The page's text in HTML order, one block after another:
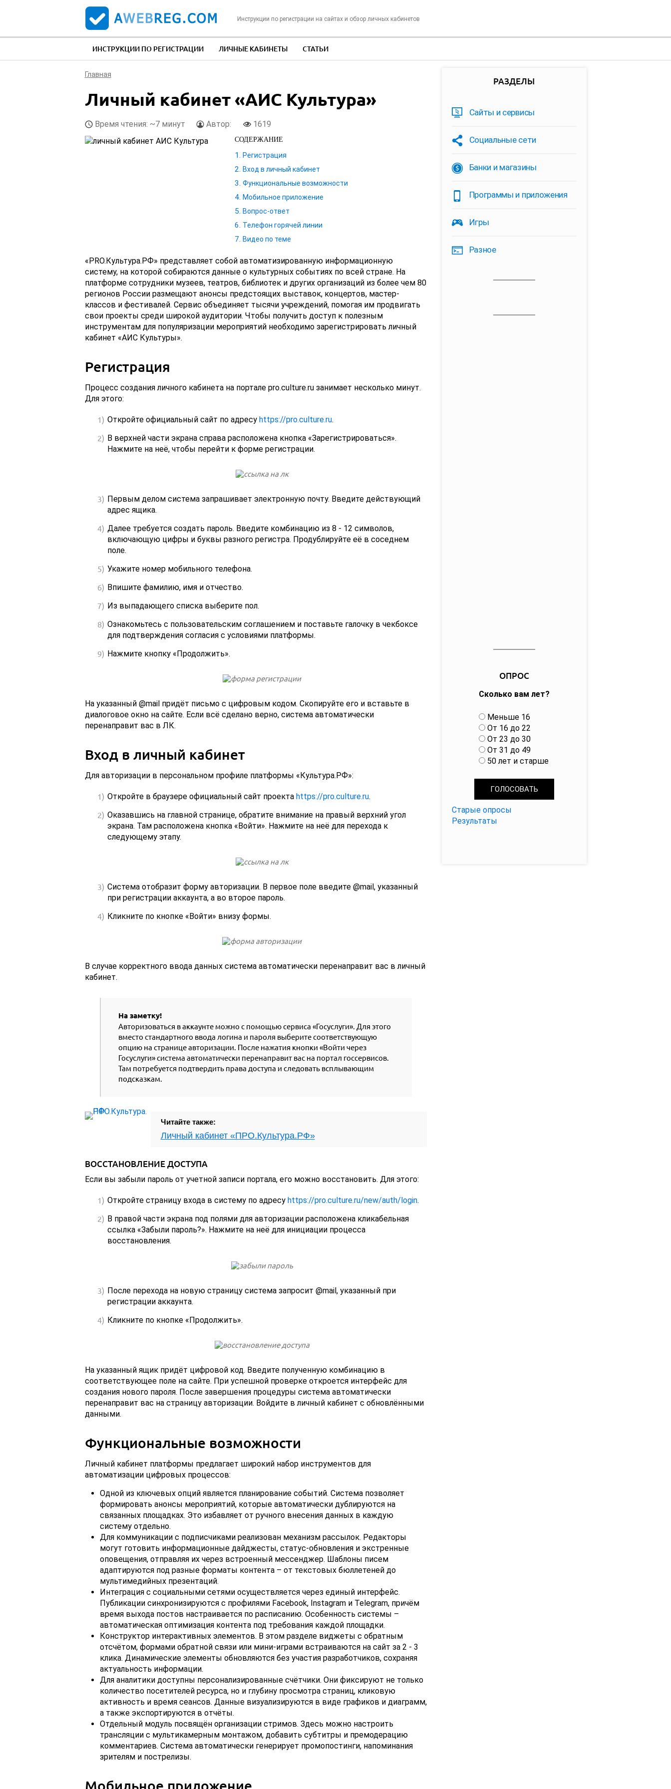
Инструкции по регистрации на сайтах и обзор личных кабинетов
ИНСТРУКЦИИ ПО РЕГИСТРАЦИИ ЛИЧНЫЕ КАБИНЕТЫ СТАТЬИ
Главная
Личный кабинет «АИС Культура»
Время чтения: ~7 минут Автор: 1619
СОДЕРЖАНИЕ
Регистрация
Вход в личный кабинет
Функциональные возможности
Мобильное приложение
Вопрос-ответ
Телефон горячей линии
Видео по теме
«PRO.Культура.РФ» представляет собой автоматизированную информационную
систему, на которой собираются данные о культурных событиях по всей стране. На
платформе сотрудники музеев, театров, библиотек и других организаций из более чем 80
регионов России размещают анонсы предстоящих выставок, концертов, мастер-
классов и фестивалей. Сервис объединяет тысячи учреждений, помогая им продвигать
свои проекты среди широкой аудитории. Чтобы получить доступ к полезным
инструментам для популяризации мероприятий необходимо зарегистрировать личный
кабинет «АИС Культуры».
Регистрация
Процесс создания личного кабинета на портале pro.culture.ru занимает несколько минут.
Для этого:
Откройте официальный сайт по адресу https://pro.culture.ru.
В верхней части экрана справа расположена кнопка «Зарегистрироваться».
Нажмите на неё, чтобы перейти к форме регистрации.
Первым делом система запрашивает электронную почту. Введите действующий
адрес ящика.
Далее требуется создать пароль. Введите комбинацию из 8 - 12 символов,
включающую цифры и буквы разного регистра. Продублируйте её в соседнем
поле.
Укажите номер мобильного телефона.
Впишите фамилию, имя и отчество.
Из выпадающего списка выберите пол.
Ознакомьтесь с пользовательским соглашением и поставьте галочку в чекбоксе
для подтверждения согласия с условиями платформы.
Нажмите кнопку «Продолжить».
На указанный @mail придёт письмо с цифровым кодом. Скопируйте его и вставьте в
диалоговое окно на сайте. Если всё сделано верно, система автоматически
перенаправит вас в ЛК.
Вход в личный кабинет
Для авторизации в персональном профиле платформы «Культура.РФ»:
Откройте в браузере официальный сайт проекта https://pro.culture.ru.
Оказавшись на главной странице, обратите внимание на правый верхний угол
экрана. Там расположена кнопка «Войти». Нажмите на неё для перехода к
следующему этапу.
Система отобразит форму авторизации. В первое поле введите @mail, указанный
при регистрации аккаунта, а во второе пароль.
Кликните по кнопке «Войти» внизу формы.
В случае корректного ввода данных система автоматически перенаправит вас в личный
кабинет.
На заметку!
Авторизоваться в аккаунте можно с помощью сервиса «Госуслуги». Для этого
вместо стандартного ввода логина и пароля выберите соответствующую
опцию на странице авторизации. После нажатия кнопки «Войти через
Госуслуги» система автоматически перенаправит вас на портал госсервисов.
Там потребуется подтвердить права доступа и следовать всплывающим
подсказкам.
Читайте также:
Личный кабинет «ПРО.Культура.РФ»
ВОССТАНОВЛЕНИЕ ДОСТУПА
Если вы забыли пароль от учетной записи портала, его можно восстановить. Для этого:
Откройте страницу входа в систему по адресу https://pro.culture.ru/new/auth/login.
В правой части экрана под полями для авторизации расположена кликабельная
ссылка «Забыли пароль?». Нажмите на неё для инициации процесса
восстановления.
После перехода на новую страницу система запросит @mail, указанный при
регистрации аккаунта.
Кликните по кнопке «Продолжить».
На указанный ящик придёт цифровой код. Введите полученную комбинацию в
соответствующее поле на сайте. При успешной проверке откроется интерфейс для
создания нового пароля. После завершения процедуры система автоматически
перенаправит вас на страницу авторизации. Войдите в личный кабинет с обновлёнными
данными.
Функциональные возможности
Личный кабинет платформы предлагает широкий набор инструментов для
автоматизации цифровых процессов:
Одной из ключевых опций является планирование событий. Система позволяет
формировать анонсы мероприятий, которые автоматически дублируются на
связанных площадках. Это избавляет от ручного внесения данных в каждую
систему отдельно.
Для коммуникации с подписчиками реализован механизм рассылок. Редакторы
могут готовить информационные дайджесты, статус-обновления и экстренные
оповещения, отправляя их через встроенный мессенджер. Шаблоны писем
адаптируются под разные форматы контента – от текстовых бюллетеней до
мультимедийных презентаций.
Интеграция с социальными сетями осуществляется через единый интерфейс.
Публикации синхронизируются с профилями Facebook, Instagram и Telegram, причём
время выхода постов настраивается по расписанию. Особенность системы –
автоматическая оптимизация контента под требования каждой площадки.
Конструктор интерактивных элементов. В этом разделе виджеты с обратным
отсчётом, формами обратной связи или мини-играми встраиваются на сайт за 2 - 3
клика. Динамические элементы обновляются без участия разработчиков, сохраняя
актуальность информации.
Для аналитики доступны персонализированные счётчики. Они фиксируют не только
количество посетителей ресурса, но и глубину просмотра страниц, кликовую
активность и время сеансов. Данные визуализируются в виде графиков и диаграмм,
а также экспортируются в отчёты.
Отдельный модуль посвящён организации стримов. Здесь можно настроить
трансляции с мультикамерным монтажом, добавить субтитры и премодерацию
комментариев. Система автоматически генерирует промопостинги, напоминания
зрителям и пострелизы.
Мобильное приложение
РАЗДЕЛЫ
Сайты и сервисы
Социальные сети
Банки и магазины
Программы и приложения
Игры
Разное
ОПРОС
Сколько вам лет?
В
а
р
и
а
Меньше 16
От 16 до 22
От 23 до 30
От 31 до 49
50 лет и старше
Старые опросы
Результаты